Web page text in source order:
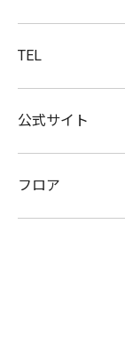
TEL
公式サイト
フロア